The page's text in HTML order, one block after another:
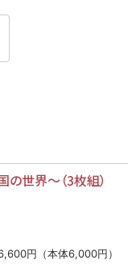
世界～（3枚組）
円（本体6,000円）